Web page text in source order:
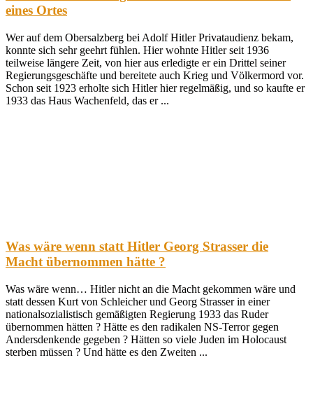
eines Ortes
Wer auf dem Obersalzberg bei Adolf Hitler Privataudienz bekam,
konnte sich sehr geehrt fühlen. Hier wohnte Hitler seit 1936
teilweise längere Zeit, von hier aus erledigte er ein Drittel seiner
Regierungsgeschäfte und bereitete auch Krieg und Völkermord vor.
Schon seit 1923 erholte sich Hitler hier regelmäßig, und so kaufte er
1933 das Haus Wachenfeld, das er ...
Was wäre wenn statt Hitler Georg Strasser die
Macht übernommen hätte ?
Was wäre wenn… Hitler nicht an die Macht gekommen wäre und
statt dessen Kurt von Schleicher und Georg Strasser in einer
nationalsozialistisch gemäßigten Regierung 1933 das Ruder
übernommen hätten ? Hätte es den radikalen NS-Terror gegen
Andersdenkende gegeben ? Hätten so viele Juden im Holocaust
sterben müssen ? Und hätte es den Zweiten ...